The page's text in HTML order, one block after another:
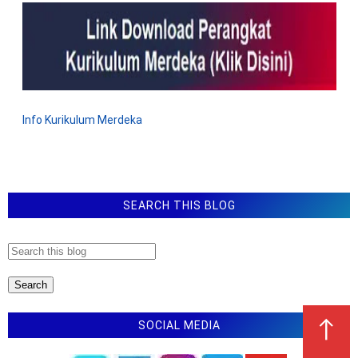
Info Kurikulum Merdeka
SEARCH THIS BLOG
SOCIAL MEDIA ↑